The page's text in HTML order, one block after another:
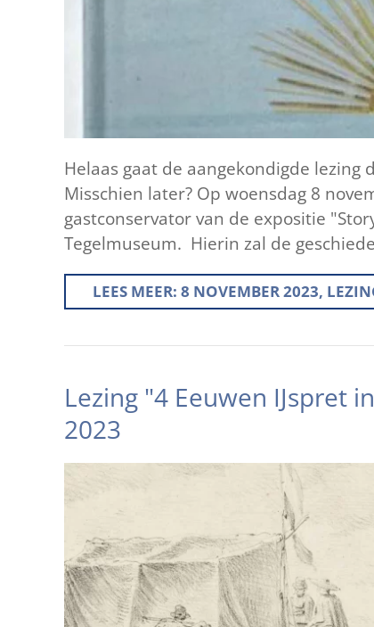
Helaas gaat de aangekondigde
Misschien later? Op woensdag 8
gastconservator van de expositie
Tegelmuseum. Hierin zal de
LEES MEER: 8 NOVEMBER 2023,
Lezing "4 Eeuwen IJspret
2023